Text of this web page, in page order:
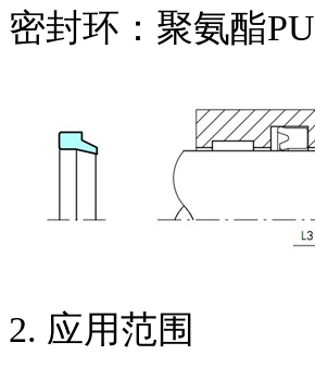
密封环：聚氨酯PU
2. 应用范围